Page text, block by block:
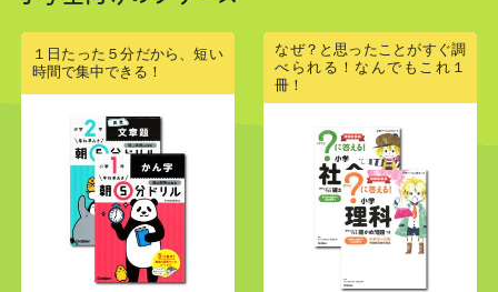
１日たった５分だから、短い
時間で集中できる！
なぜ？と思ったことがすぐ調
べられる！なんでもこれ１
冊！